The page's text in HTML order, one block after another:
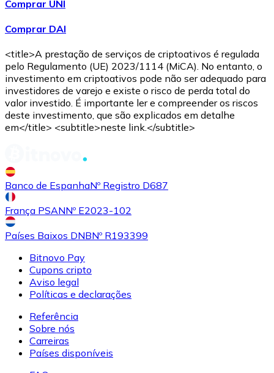
Comprar UNI
Comprar DAI
<title>A prestação de serviços de criptoativos é regulada
pelo Regulamento (UE) 2023/1114 (MiCA). No entanto, o
investimento em criptoativos pode não ser adequado para
investidores de varejo e existe o risco de perda total do
valor investido. É importante ler e compreender os riscos
deste investimento, que são explicados em detalhe
em</title> <subtitle>neste link.</subtitle>
Banco de EspanhaNº Registro D687
França PSANNº E2023-102
Países Baixos DNBNº R193399
Bitnovo Pay
Cupons cripto
Aviso legal
Políticas e declarações
Referência
Sobre nós
Carreiras
Países disponíveis